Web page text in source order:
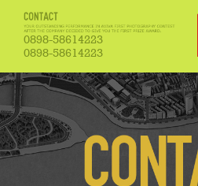
0898-58614223
0898-58614223